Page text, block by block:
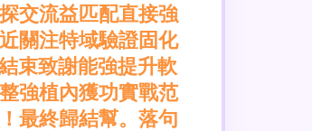
交流益匹配直接強
關注特域驗證固化
束致謝能強提升軟
強植內獲功實戰范
最終歸結幫。落句